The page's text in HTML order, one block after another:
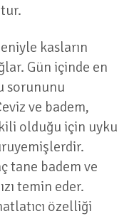
kasların
Gün içinde en
sorununu
ve badem,
olduğu için uyku
tane badem ve
temin eder.
özelliği